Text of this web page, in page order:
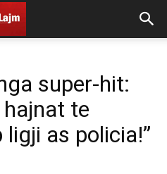
super-hit:
hajnat te
as policia!”